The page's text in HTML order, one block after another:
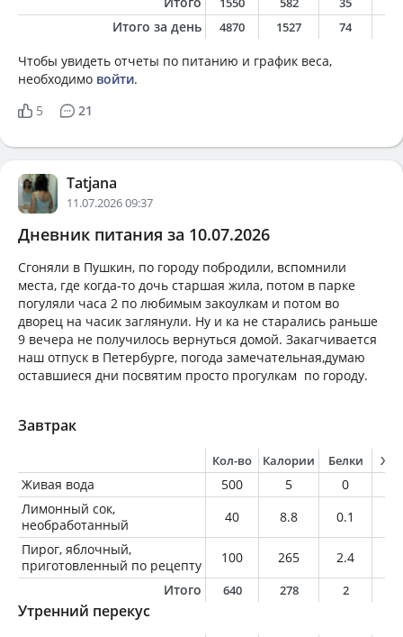
Итого за день 4870 1527 74
Чтобы увидеть отчеты по питанию и график веса,
необходимо войти.
5
21
Tatjana
11.07.2026 09:37
Дневник питания за 10.07.2026
Сгоняли в Пушкин, по городу побродили, вспомнили
места, где когда-то дочь старшая жила, потом в парке
погуляли часа 2 по любимым закоулкам и потом во
дворец на часик заглянули. Ну и ка не старались раньше
9 вечера не получилось вернуться домой. Закагчивается
наш отпуск в Петербурге, погода замечательная,думаю
оставшиеся дни посвятим просто прогулкам по городу.
Завтрак
Кол-во Калории Белки
Живая вода 500 5 0
Лимонный сок,
необработанный
40 8.8 0.1
Пирог, яблочный,
приготовленный по рецепту
100 265 2.4
Итого
640 278 2
Утренний перекус